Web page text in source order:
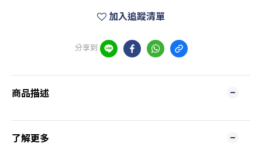
加入追蹤清單
分享到
商品描述
了解更多